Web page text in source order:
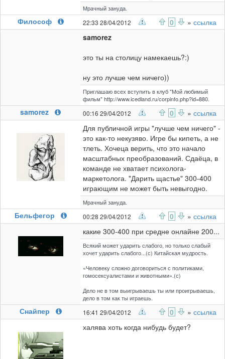
Мрачный зануда.
Философ 22:33 28/04/2012 0 » ссылка
samorez
это ты на столицу намекаешь?:)
ну это лучше чем ничего))
Приглашаю всех вступить в клуб "Мой любимый
фильм" http://www.icedland.ru/corpinfo.php?id=880.
samorez 00:16 29/04/2012 0 » ссылка
Для публичной игры "лучше чем ничего" -
это как-то некузяво. Игре бы кипеть, а не
тлеть. Хочеца верить, что это начало
масштабных преобразований. Сдаёца, в
команде не хватает психолога-
маркетолога. "Дарить щастье" 300-400
играющим не может быть невыгодно.
Мрачный зануда.
Бельфегор 00:28 29/04/2012 0 » ссылка
какие 300-400 при средне онлайне 200...
Всякий может ударить слабого, но только слабый
хочет ударить слабого...(с) Китайская мудрость.
«Человеку сложно договориться с политиками,
гомосексуалистами и животными».(с)
Дело не в том выигрываешь ты или проигрываешь,
дело в том как ты играешь.
Снайпер 16:41 29/04/2012 0 » ссылка
халява хоть когда нибудь будет?